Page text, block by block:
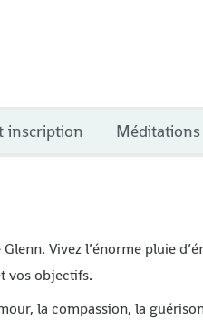
inscription Méditations
Vivez l’énorme pluie
vos objectifs.
la compassion, la